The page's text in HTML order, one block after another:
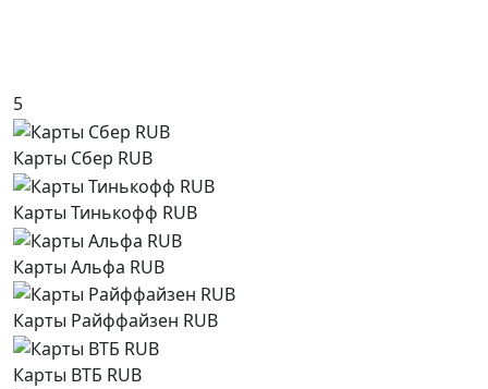
5
Карты Сбер RUB
Карты Тинькофф RUB
Карты Альфа RUB
Карты Райффайзен RUB
Карты ВТБ RUB